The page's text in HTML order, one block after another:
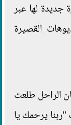
جديدة لها عبر
القصيرة
الراحل طلعت
يرحمك يا